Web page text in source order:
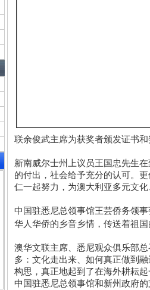
联余俊武主席为获奖者颁发证书
新南威尔士州
上议员王国忠先生
的付出，社会给予充分的认可。
仁一起努力，为澳大利亚多元文
中国驻悉尼总领事馆王芸侨务领
华人华侨的乡音乡情，传送着祖
澳华文联主席、悉尼观众俱乐部
多：文化走出来、如何真正做到
构思，真正地起到了在海外耕耘
中国驻悉尼总领事馆和新州政府